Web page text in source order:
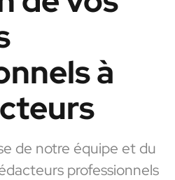
à
de notre équipe et du
professionnels